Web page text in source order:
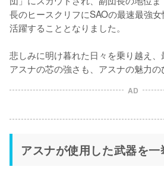
長のヒースクリフにSAOの最速最強
活躍することとなりました。
悲しみに明け暮れた日々を乗り越え
アスナの芯の強さも、アスナの魅力の
AD
アスナが使用した武器を一